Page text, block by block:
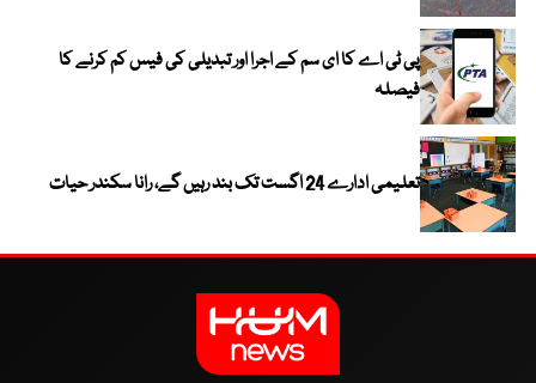
پی ٹی اے کا ای سم کے اجرا اور تبدیلی کی فیس کم کرنے کا
فیصلہ
تعلیمی ادارے 24 اگست تک بند رہیں گے، رانا سکندر حیات